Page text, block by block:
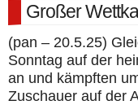
Großer
(pan – 20.5.25)
Sonntag auf der
an und kämpften
Zuschauer auf der